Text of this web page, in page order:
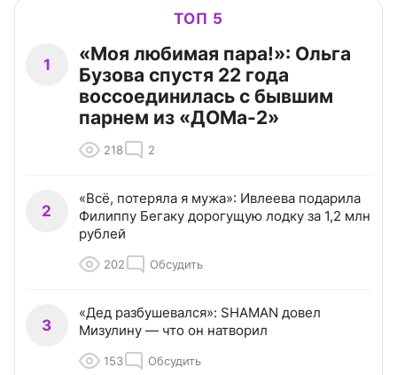
ТОП 5
1
«Моя любимая пара!»: Ольга
Бузова спустя 22 года
воссоединилась с бывшим
парнем из «ДОМа-2»
218 2
2
«Всё, потеряла я мужа»: Ивлеева подарила
Филиппу Бегаку дорогущую лодку за 1,2 млн
рублей
202 Обсудить
3
«Дед разбушевался»: SHAMAN довел
Мизулину — что он натворил
153 Обсудить